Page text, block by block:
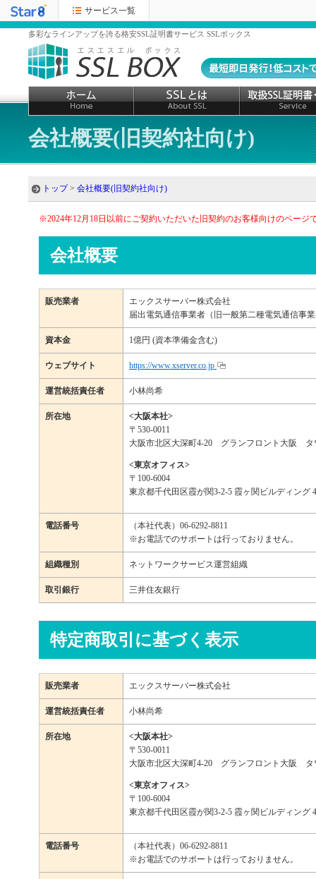
サービス一覧
多彩なラインアップを誇る格安SSL証明書サービス SSLボックス
会社概要(旧契約社向け)
トップ> 会社概要(旧契約社向け)
※2024年12月18日以前にご契約いただいた旧契約のお客様向けのページ
会社概要
販売業者
エックスサーバー株式会社
届出電気通信事業者（旧一般第二種電気通信事業
資本金 1億円 (資本準備金含む)
ウェブサイト https://www.xserver.co.jp
運営統括責任者 小林尚希
所在地
<大阪本社>
〒530-0011
大阪市北区大深町4-20 グランフロント大阪
<東京オフィス>
〒100-6004
東京都千代田区霞が関3-2-5 霞ヶ関ビルディング
電話番号
（本社代表）06-6292-8811
※お電話でのサポートは行っておりません。
組織種別 ネットワークサービス運営組織
取引銀行 三井住友銀行
特定商取引に基づく表示
販売業者 エックスサーバー株式会社
運営統括責任者 小林尚希
所在地
<大阪本社>
〒530-0011
大阪市北区大深町4-20 グランフロント大阪
<東京オフィス>
〒100-6004
東京都千代田区霞が関3-2-5 霞ヶ関ビルディング
電話番号
（本社代表）06-6292-8811
※お電話でのサポートは行っておりません。